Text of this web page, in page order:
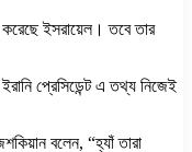
করেছে ইসরায়েল। তবে তার
ইরানি প্রেসিডেন্ট এ তথ্য নিজেই
বলেন, “হ্যাঁ তারা